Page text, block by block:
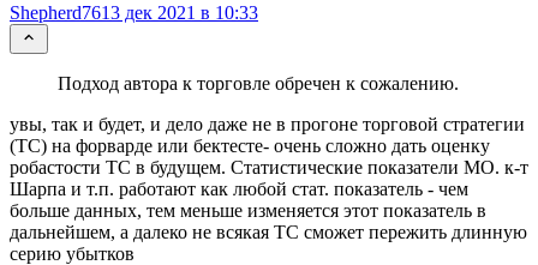
Shepherd7613 дек 2021 в 10:33
Подход автора к торговле обречен к сожалению.
увы, так и будет, и дело даже не в прогоне торговой стратегии
(ТС) на форварде или бектесте- очень сложно дать оценку
робастости ТС в будущем. Статистические показатели МО. к-т
Шарпа и т.п. работают как любой стат. показатель - чем
больше данных, тем меньше изменяется этот показатель в
дальнейшем, а далеко не всякая ТС сможет пережить длинную
серию убытков